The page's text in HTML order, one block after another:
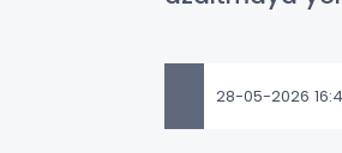
28-05-2026